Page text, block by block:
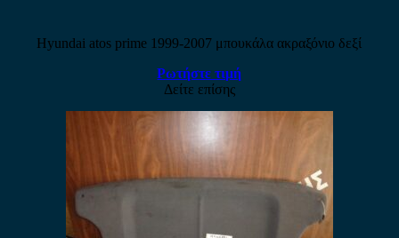
Hyundai atos prime 1999-2007 μπουκάλα ακραξόνιο δεξί
Ρωτήστε τιμή
Δείτε επίσης